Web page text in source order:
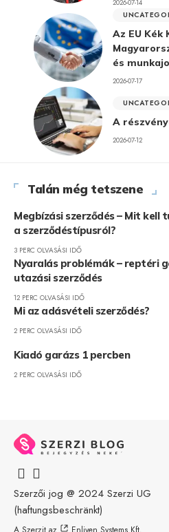
2026-07-14
Az EU
és
2026-07-17
A
2026-07-12
Talán még tetszene
Megbízási szerződés – Mit kell
a szerződéstípusról?
3 PERC OLVASÁSI IDŐ
Nyaralás problémák – reptéri
utazási szerződés
12 PERC OLVASÁSI IDŐ
Mi az adásvételi szerződés?
2 PERC OLVASÁSI IDŐ
Kiadó garázs 1 percben
2 PERC OLVASÁSI IDŐ
Szerzői jog @ 2024 Szerzi UG
(haftungsbeschränkt)